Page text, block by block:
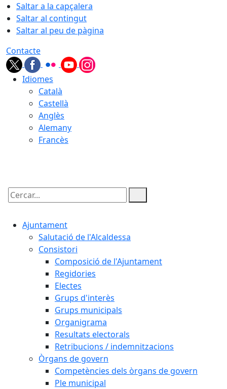
Saltar a la capçalera
Saltar al contingut
Saltar al peu de pàgina
Contacte
Idiomes
Català
Castellà
Anglès
Alemany
Francès
Cercar:
Ajuntament
Salutació de l'Alcaldessa
Consistori
Composició de l'Ajuntament
Regidories
Electes
Grups d'interès
Grups municipals
Organigrama
Resultats electorals
Retribucions / indemnitzacions
Òrgans de govern
Competències dels òrgans de govern
Ple municipal